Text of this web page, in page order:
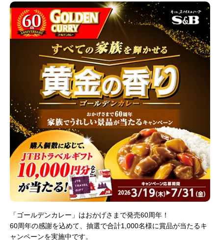
「ゴールデンカレー」はおかげさまで発売60周年！
60周年の感謝を込めて、抽選で合計1,000名様に賞品が当たるキ
ャンペーンを実施中です。